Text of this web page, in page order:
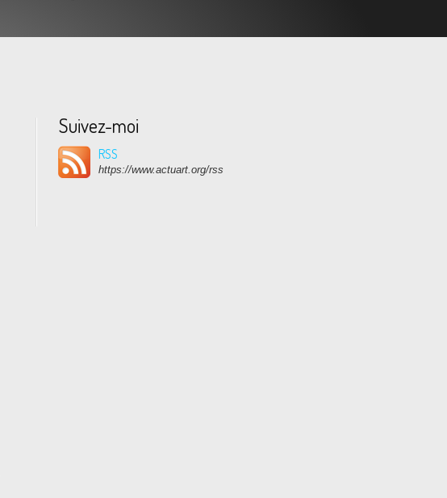
Suivez-moi
RSS
https://www.actuart.org/rss